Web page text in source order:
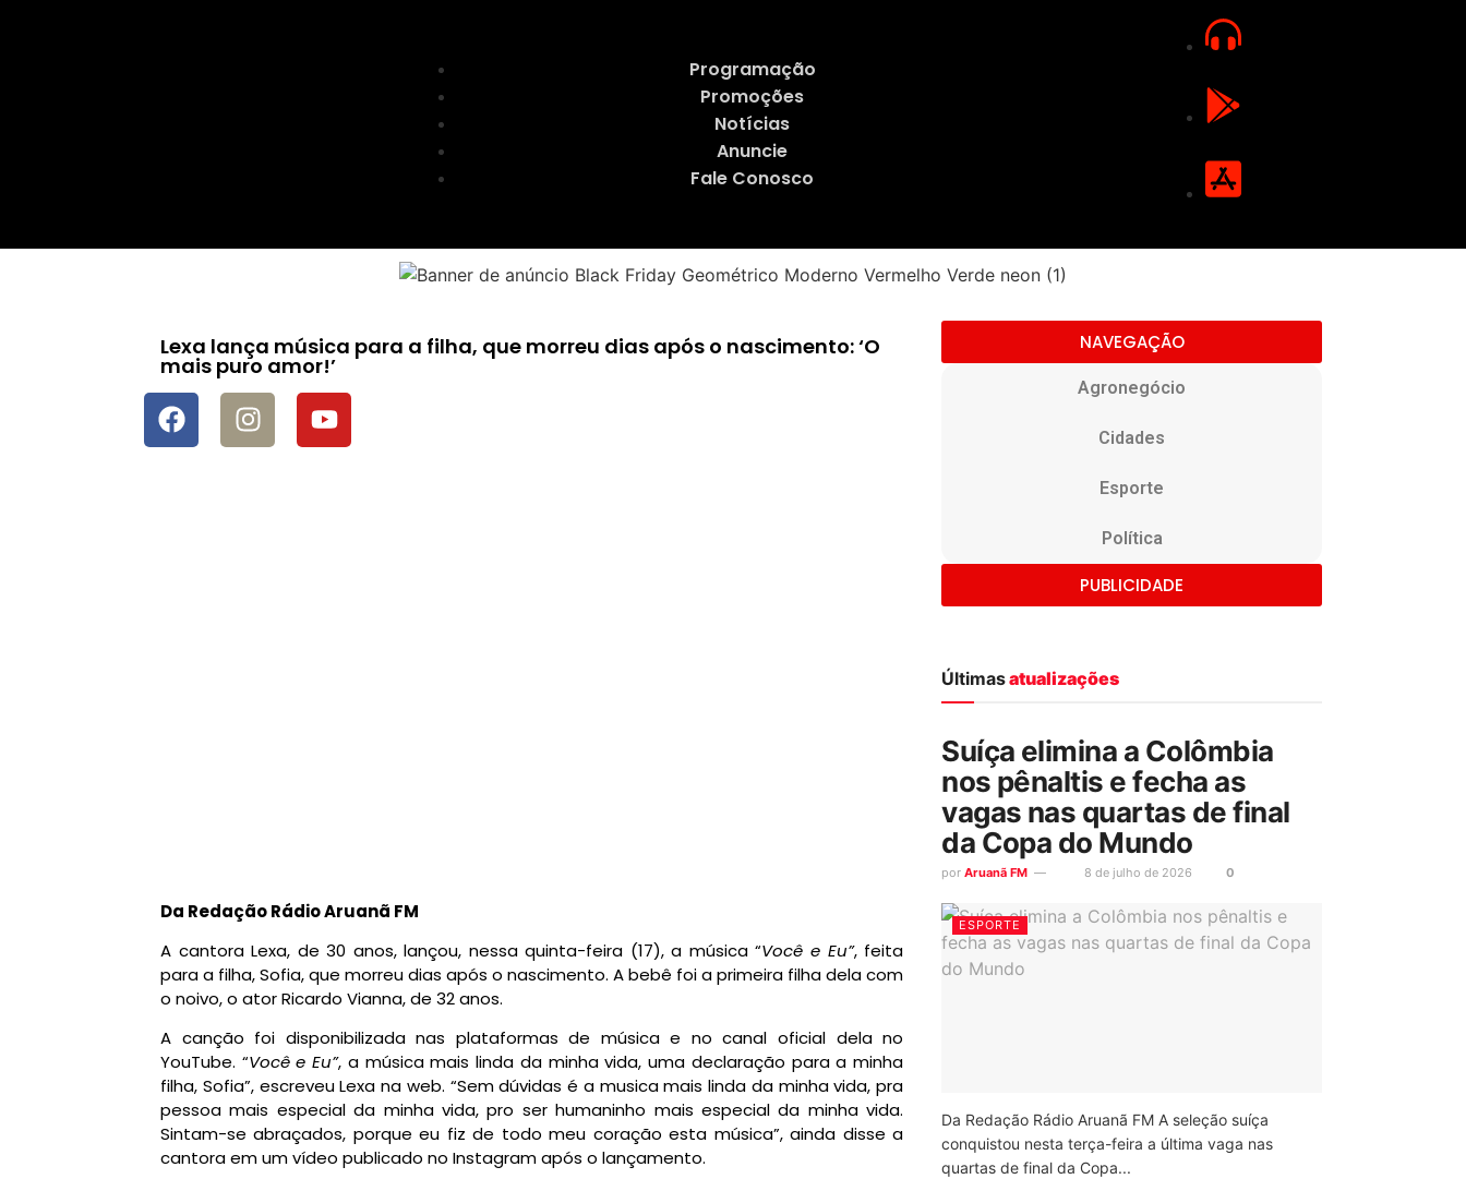
Programação
Promoções
Notícias
Anuncie
Fale Conosco
Lexa lança música para a filha, que morreu dias após o nascimento: ‘O
mais puro amor!’
Da Redação Rádio Aruanã FM
A cantora Lexa, de 30 anos, lançou, nessa quinta-feira (17), a música “Você e Eu”, feita
para a filha, Sofia, que morreu dias após o nascimento. A bebê foi a primeira filha dela com
o noivo, o ator Ricardo Vianna, de 32 anos.
A canção foi disponibilizada nas plataformas de música e no canal oficial dela no
YouTube. “Você e Eu”, a música mais linda da minha vida, uma declaração para a minha
filha, Sofia”, escreveu Lexa na web. “Sem dúvidas é a musica mais linda da minha vida, pra
pessoa mais especial da minha vida, pro ser humaninho mais especial da minha vida.
Sintam-se abraçados, porque eu fiz de todo meu coração esta música”, ainda disse a
cantora em um vídeo publicado no Instagram após o lançamento.
NAVEGAÇÃO
Agronegócio
Cidades
Esporte
Política
PUBLICIDADE
Últimasatualizações
Suíça elimina a Colômbia
nos pênaltis e fecha as
vagas nas quartas de final
da Copa do Mundo
por Aruanã FM 8 de julho de 2026 0
ESPORTE
Da Redação Rádio Aruanã FM A seleção suíça
conquistou nesta terça-feira a última vaga nas
quartas de final da Copa...